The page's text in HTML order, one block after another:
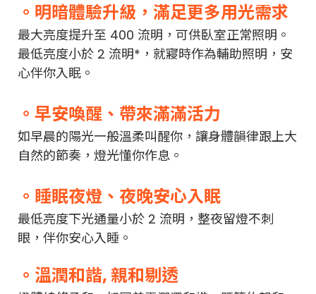
。 明暗體驗升級，滿足更多用光需求
最大亮度提升至 400 流明，可供臥室正常照明。
最低亮度小於 2 流明*，就寢時作為輔助照明，安
心伴你入眠。
。 早安喚醒、帶來滿滿活力
如早晨的陽光一般溫柔叫醒你，讓身體韻律跟上大
自然的節奏，燈光懂你作息。
。 睡眠夜燈、夜晚安心入眠
最低亮度下光通量小於 2 流明，整夜留燈不刺
眼，伴你安心入睡。
。 溫潤和諧, 親和剔透